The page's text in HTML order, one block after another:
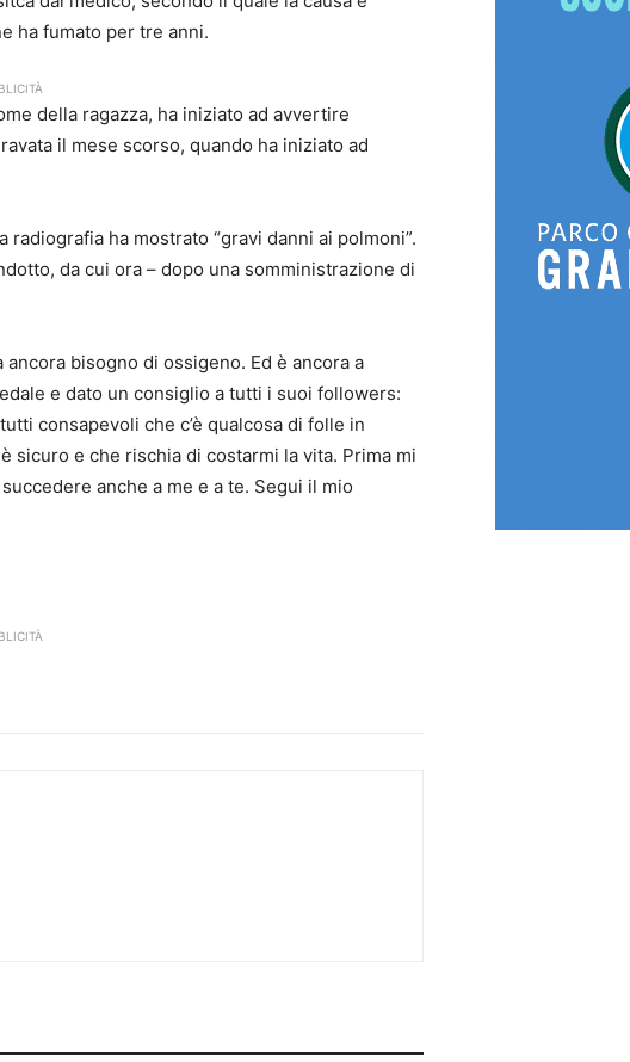
ha fumato per tre anni.
della ragazza, ha iniziato ad avvertire
il mese scorso, quando ha iniziato ad
ha mostrato “gravi danni ai polmoni”.
da cui ora – dopo una somministrazione di
bisogno di ossigeno. Ed è ancora a
e dato un consiglio a tutti i suoi followers:
consapevoli che c’è qualcosa di folle in
sicuro e che rischia di costarmi la vita. Prima mi
anche a me e a te. Segui il mio